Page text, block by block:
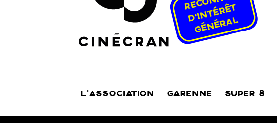
L’ASSOCIATION GARENNE SUPER 8